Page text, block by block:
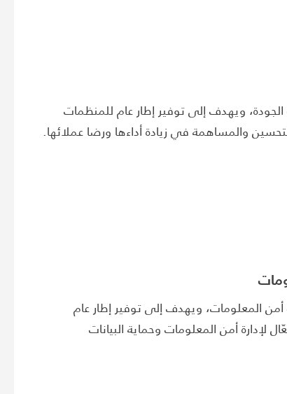
ويهدف إلى توفير إطار عام للمنظمات
والمساهمة في زيادة أداءها ورضا عملائها.
المعلومات، ويهدف إلى توفير إطار عام
لإدارة أمن المعلومات وحماية البيانات